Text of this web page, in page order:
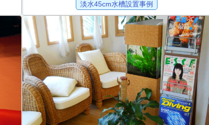
淡水45cm水槽設置事例